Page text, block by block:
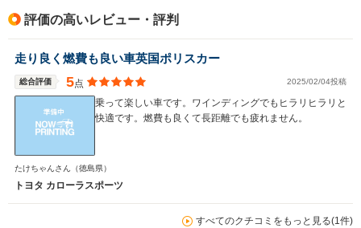
サイズ
(全長x全幅x全高)
全幅
1.75m
4.5m
評価の高いレビュー・評判
走り良く燃費も良い車英国ポリスカー
総合評価 5点 2025/02/04投稿
乗って楽しい車です。ワインディングでもヒラリヒラリと
快適です。燃費も良くて長距離でも疲れません。
たけちゃんさん （徳島県）
トヨタ カローラスポーツ
すべてのクチコミをもっと見る(1件)